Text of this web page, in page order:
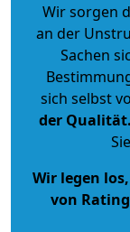
Wir sorgen
an der
Sachen
sich selbst
der Qualität.
Wir legen
von